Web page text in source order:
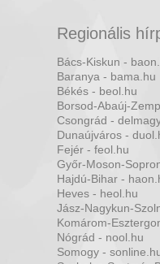
Regionális
Bács-Kiskun -
Baranya - bama.hu
Békés - beol.hu
Borsod-Abaúj-
Csongrád -
Dunaújváros -
Fejér - feol.hu
Győr-Moson-
Hajdú-Bihar -
Heves - heol.hu
Jász-Nagykun-
Komárom-
Nógrád - nool.hu
Somogy -